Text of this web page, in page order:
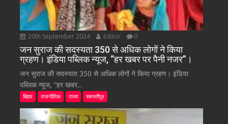
20th September 2024 Editor 0
जन सुराज की सदस्यता 350 से अधिक लोगों ने किया
ग्रहण। इंडिया पब्लिक न्यूज, “हर खबर पर पैनी नजर”।
जन सुराज की सदस्यता 350 से अधिक लोगों ने किया ग्रहण। इंडिया
पब्लिक न्यूज, “हर खबर...
बिहार राजनीतिक राज्य समस्तीपुर